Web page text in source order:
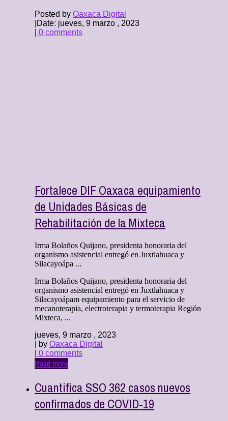
Posted by Oaxaca Digital
Date: jueves, 9 marzo , 2023
0 comments
Fortalece DIF Oaxaca equipamiento
de Unidades Básicas de
Rehabilitación de la Mixteca
Irma Bolaños Quijano, presidenta honoraria del
organismo asistencial entregó en Juxtlahuaca y
Silacayoápa ...
Irma Bolaños Quijano, presidenta honoraria del
organismo asistencial entregó en Juxtlahuaca y
Silacayoápam equipamiento para el servicio de
mecanoterapia, electroterapia y termoterapia Región
Mixteca, ...
jueves, 9 marzo , 2023
| by Oaxaca Digital
0 comments
Read more
Cuantifica SSO 362 casos nuevos
confirmados de COVID-19